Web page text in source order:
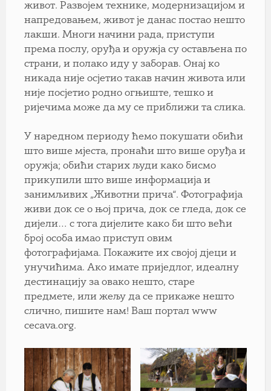
живот. Развојем технике, модернизацијом и
напредовањем, живот је данас постао нешто
лакши. Многи начини рада, приступи
према послу, оруђа и оружја су остављена по
страни, и полако иду у заборав. Онај ко
никада није осјетио такав начин живота или
није посјетио родно огњиште, тешко и
ријечима може да му се приближи та слика.
У наредном периоду ћемо покушати обићи
што више мјеста, пронаћи што више оруђа и
оружја; обићи старих људи како бисмо
прикупили што више информација и
занимљивих „Животни прича“. Фотографија
живи док се о њој прича, док се гледа, док се
дијели… с тога дијелите како би што већи
број особа имао приступ овим
фотографијама. Покажите их својој дјеци и
унучићима. Ако имате приједлог, идеалну
дестинацију за овако нешто, старе
предмете, или жељу да се прикаже нешто
слично, пишите нам! Ваш портал www
cecava.org.